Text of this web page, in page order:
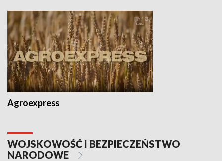
Agroexpress
WOJSKOWOŚĆ I BEZPIECZEŃSTWO
NARODOWE